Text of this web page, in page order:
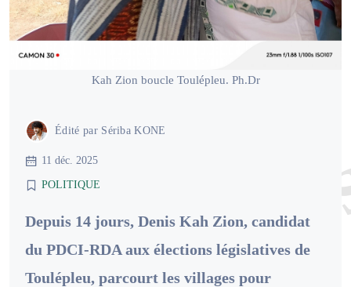
Kah Zion boucle Toulépleu. Ph.Dr
Édité par Sériba KONE
11 déc. 2025
POLITIQUE
Depuis 14 jours, Denis Kah Zion, candidat
du PDCI-RDA aux élections législatives de
Toulépleu, parcourt les villages pour